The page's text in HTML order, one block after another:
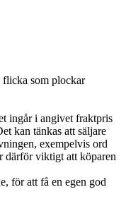
som plockar
ingår i angivet fraktpris
kan tänkas att säljare
exempelvis ord
därför viktigt att köparen
för att få en egen god